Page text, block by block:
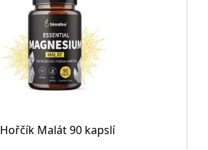
Hořčík Malát 90 kapslí